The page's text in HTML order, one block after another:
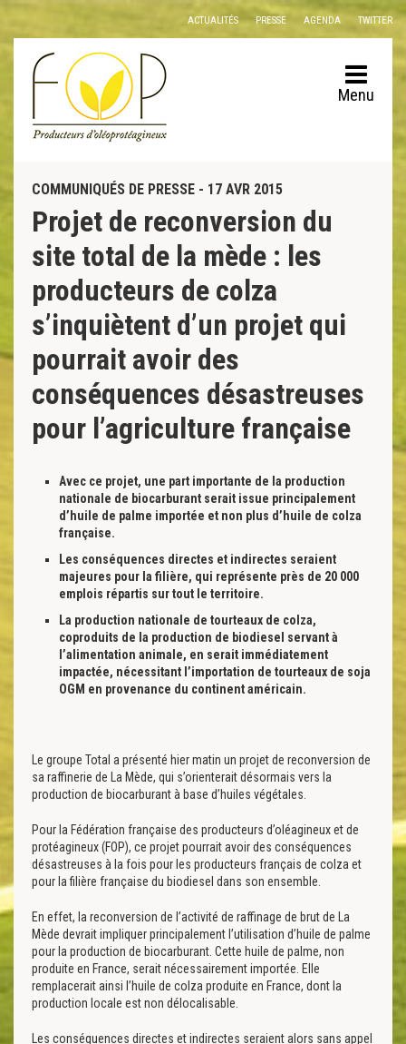
Panneau de gestion des cookies
ACTUALITÉS PRESSE AGENDA TWITTER
Menu
COMMUNIQUÉS DE PRESSE - 17 AVR 2015
Projet de reconversion du
site total de la mède : les
producteurs de colza
s’inquiètent d’un projet qui
pourrait avoir des
conséquences désastreuses
pour l’agriculture française
Avec ce projet, une part importante de la production
nationale de biocarburant serait issue principalement
d’huile de palme importée et non plus d’huile de colza
française.
Les conséquences directes et indirectes seraient
majeures pour la filière, qui représente près de 20 000
emplois répartis sur tout le territoire.
La production nationale de tourteaux de colza,
coproduits de la production de biodiesel servant à
l’alimentation animale, en serait immédiatement
impactée, nécessitant l’importation de tourteaux de soja
OGM en provenance du continent américain.
Le groupe Total a présenté hier matin un projet de reconversion de
sa raffinerie de La Mède, qui s’orienterait désormais vers la
production de biocarburant à base d’huiles végétales.
Pour la Fédération française des producteurs d’oléagineux et de
protéagineux (FOP), ce projet pourrait avoir des conséquences
désastreuses à la fois pour les producteurs français de colza et
pour la filière française du biodiesel dans son ensemble.
En effet, la reconversion de l’activité de raffinage de brut de La
Mède devrait impliquer principalement l’utilisation d’huile de palme
pour la production de biocarburant. Cette huile de palme, non
produite en France, serait nécessairement importée. Elle
remplacerait ainsi l’huile de colza produite en France, dont la
production locale est non délocalisable.
Les conséquences directes et indirectes seraient alors sans appel